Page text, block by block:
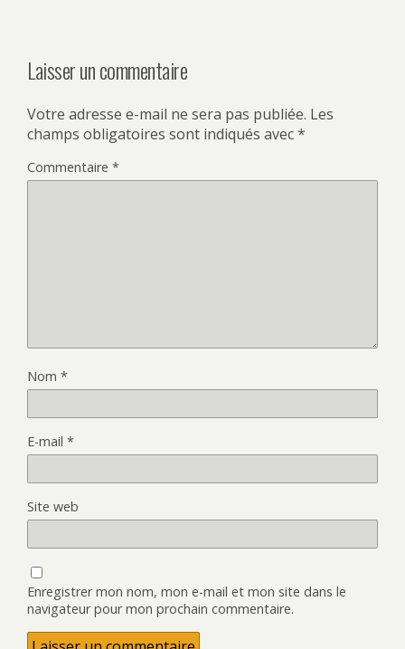
Laisser un commentaire
Votre adresse e-mail ne sera pas publiée. Les
champs obligatoires sont indiqués avec*
Commentaire *
Nom *
E-mail *
Site web
Enregistrer mon nom, mon e-mail et mon site dans le
navigateur pour mon prochain commentaire.